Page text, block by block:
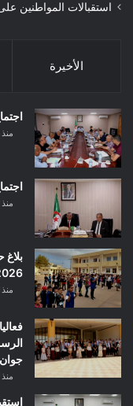
استقبالات المواطنين
الأخيرة
منذ 5 أيام
2027
جوان 2026